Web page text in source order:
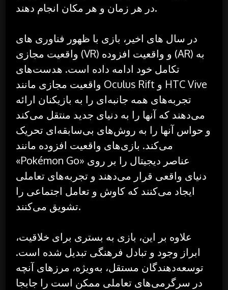
در هر زمان و هر مکان انجام دهند.
در سال های اخیر، بازی با ظهور فناوری های
واقعیت مجازی (VR) و واقعیت افزوده (AR) به
تکامل خود ادامه داده است. هدست‌های
واقعیت مجازی مانند Oculus Rift و HTC Vive
تجربه‌های همه جانبه‌ای را به بازیکنان ارائه
می‌دهند که آنها را به دنیای جدید منتقل می‌کند
و حواس آنها را به روش‌های بی‌سابقه‌ای تحریک
می‌کند. بازی‌های واقعیت افزوده مانند
«Pokémon Go» عناصر دیجیتال را بر روی
دنیای واقعی قرار می‌دهند و تجربه‌های تعاملی
ایجاد می‌کنند که کاوش و تعامل اجتماعی را
تشویق می‌کنند.
علاوه بر این، بازی به بستری برای خلاقیت،
ابراز وجود و تبادل فرهنگی تبدیل شده است.
توسعه‌دهندگان مستقل، به‌ویژه، مرزهای آنچه
در سرگرمی‌های تعاملی ممکن است را جابجا